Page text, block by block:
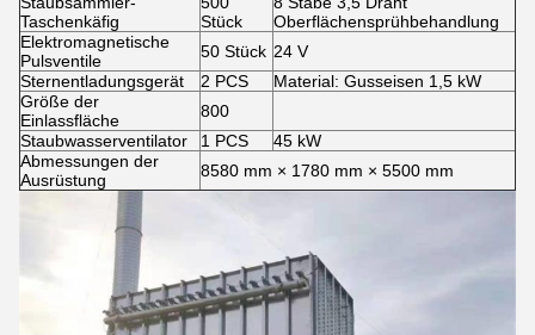
Taschenkäfig
Stück
Oberflächensprühbehandlung
Elektromagnetische
Pulsventile
50 Stück 24 V
Sternentladungsgerät
2 PCS
Material: Gusseisen 1,5 kW
Größe der
Einlassfläche
800
Staubwasserventilator
1 PCS
45 kW
Abmessungen der
Ausrüstung
8580 mm × 1780 mm × 5500 mm